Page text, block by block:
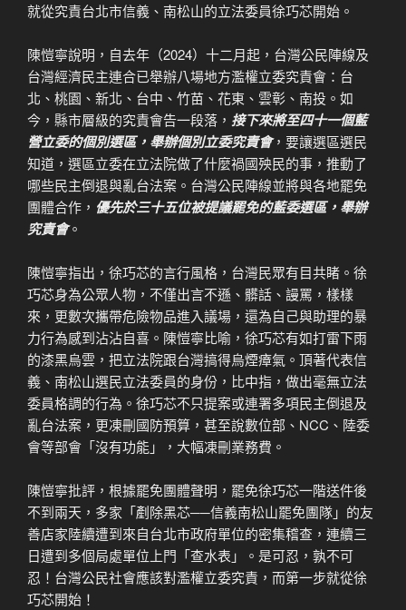
就從究責台北市信義、南松山的立法委員徐巧芯開始。
陳愷寧說明，自去年（2024）十二月起，台灣公民陣線及
台灣經濟民主連合已舉辦八場地方濫權立委究責會：台
北、桃園、新北、台中、竹苗、花東、雲彰、南投。如
今，縣市層級的究責會告一段落， 接下來將至四十一個藍
營立委的個別選區，舉辦個別立委究責會，要讓選區選民
知道，選區立委在立法院做了什麼禍國殃民的事，推動了
哪些民主倒退與亂台法案。台灣公民陣線並將與各地罷免
團體合作， 優先於三十五位被提議罷免的藍委選區，舉辦
究責會。
陳愷寧指出，徐巧芯的言行風格，台灣民眾有目共睹。徐
巧芯身為公眾人物，不僅出言不遜、髒話、謾罵，樣樣
來，更數次攜帶危險物品進入議場，還為自己與助理的暴
力行為感到沾沾自喜。陳愷寧比喻，徐巧芯有如打雷下雨
的漆黑烏雲，把立法院跟台灣搞得烏煙瘴氣。頂著代表信
義、南松山選民立法委員的身份，比中指，做出毫無立法
委員格調的行為。徐巧芯不只提案或連署多項民主倒退及
亂台法案，更凍刪國防預算，甚至說數位部、NCC、陸委
會等部會「沒有功能」，大幅凍刪業務費。
陳愷寧批評，根據罷免團體聲明，罷免徐巧芯一階送件後
不到兩天，多家「剷除黑芯──信義南松山罷免團隊」的友
善店家陸續遭到來自台北市政府單位的密集稽查，連續三
日遭到多個局處單位上門「查水表」。是可忍，孰不可
忍！台灣公民社會應該對濫權立委究責，而第一步就從徐
巧芯開始！